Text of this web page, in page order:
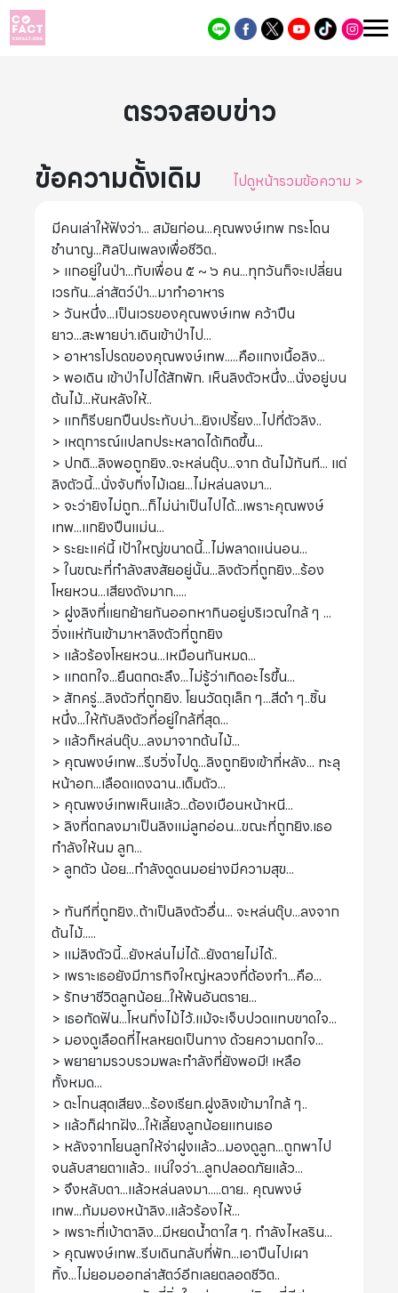
ตรวจสอบข่าว
ข้อความดั้งเดิม
ไปดูหน้ารวมข้อความ >
มีคนเล่าให้ฟังว่า... สมัยก่อน...คุณพงษ์เทพ กระโดน
ชำนาญ...ศิลปินเพลงเพื่อชีวิต..
> แกอยู่ในป่า...กับเพื่อน ๕ ~ ๖ คน...ทุกวันก็จะเปลี่ยน
เวรกัน...ล่าสัตว์ป่า...มาทำอาหาร
> วันหนึ่ง...เป็นเวรของคุณพงษ์เทพ คว้าปืน
ยาว...สะพายบ่า.เดินเข้าป่าไป...
> อาหารโปรดของคุณพงษ์เทพ.....คือแกงเนื้อลิง...
> พอเดิน เข้าป่าไปได้สักพัก. เห็นลิงตัวหนึ่ง...นั่งอยู่บน
ต้นไม้...หันหลังให้..
> แกก็รีบยกปืนประทับบ่า...ยิงเปรี้ยง...ไปที่ตัวลิง..
> เหตุการณ์แปลกประหลาดได้เกิดขึ้น...
> ปกติ...ลิงพอถูกยิง..จะหล่นตุ๊บ...จาก ต้นไม้ทันที... แต่
ลิงตัวนี้...นั่งจับกิ่งไม้เฉย...ไม่หล่นลงมา...
> จะว่ายิงไม่ถูก...ก็ไม่น่าเป็นไปได้...เพราะคุณพงษ์
เทพ...แกยิงปืนแม่น...
> ระยะแค่นี้ เป้าใหญ่ขนาดนี้...ไม่พลาดแน่นอน...
> ในขณะที่กำลังสงสัยอยู่นั้น...ลิงตัวที่ถูกยิง...ร้อง
โหยหวน...เสียงดังมาก.....
> ฝูงลิงที่แยกย้ายกันออกหากินอยู่บริเวณใกล้ ๆ ...
วิ่งแห่กันเข้ามาหาลิงตัวที่ถูกยิง
> แล้วร้องโหยหวน...เหมือนกันหมด...
> แกตกใจ...ยืนตกตะลึง...ไม่รู้ว่าเกิดอะไรขึ้น...
> สักครู่...ลิงตัวที่ถูกยิง. โยนวัตถุเล็ก ๆ...สีดำ ๆ..ชิ้น
หนึ่ง...ให้กับลิงตัวที่อยู่ใกล้ที่สุด...
> แล้วก็หล่นตุ๊บ...ลงมาจากต้นไม้...
> คุณพงษ์เทพ...รีบวิ่งไปดู...ลิงถูกยิงเข้าที่หลัง... ทะลุ
หน้าอก...เลือดแดงฉาน..เต็มตัว...
> คุณพงษ์เทพเห็นแล้ว...ต้องเบือนหน้าหนี...
> ลิงที่ตกลงมาเป็นลิงแม่ลูกอ่อน...ขณะที่ถูกยิง.เธอ
กำลังให้นม ลูก...
> ลูกตัว น้อย...กำลังดูดนมอย่างมีความสุข...
> ทันทีที่ถูกยิง..ถ้าเป็นลิงตัวอื่น... จะหล่นตุ๊บ...ลงจาก
ต้นไม้.....
> แม่ลิงตัวนี้...ยังหล่นไม่ได้...ยังตายไม่ได้..
> เพราะเธอยังมีภารกิจใหญ่หลวงที่ต้องทำ...คือ...
> รักษาชีวิตลูกน้อย...ให้พ้นอันตราย...
> เธอกัดฟัน...โหนกิ่งไม้ไว้.แม้จะเจ็บปวดแทบขาดใจ...
> มองดูเลือดที่ไหลหยดเป็นทาง ด้วยความตกใจ...
> พยายามรวบรวมพละกำลังที่ยังพอมี! เหลือ
ทั้งหมด...
> ตะโกนสุดเสียง...ร้องเรียก.ฝูงลิงเข้ามาใกล้ ๆ..
> แล้วก็ฝากฝัง...ให้เลี้ยงลูกน้อยแทนเธอ
> หลังจากโยนลูกให้จ่าฝูงแล้ว...มองดูลูก...ถูกพาไป
จนลับสายตาแล้ว.. แน่ใจว่า...ลูกปลอดภัยแล้ว...
> จึงหลับตา...แล้วหล่นลงมา.....ตาย.. คุณพงษ์
เทพ...ก้มมองหน้าลิง..แล้วร้องไห้...
> เพราะที่เบ้าตาลิง...มีหยดน้ำตาใส ๆ. กำลังไหลริน...
> คุณพงษ์เทพ..รีบเดินกลับที่พัก...เอาปืนไปเผา
ทิ้ง...ไม่ยอมออกล่าสัตว์อีกเลยตลอดชีวิต..